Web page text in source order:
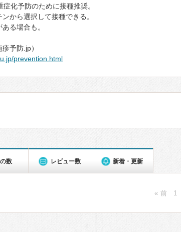
化予防のために接種推奨。
から選択して接種できる。
る場合も。
予防.jp）
prevention.html
数 レビュー数 新着・更新
« 前 1